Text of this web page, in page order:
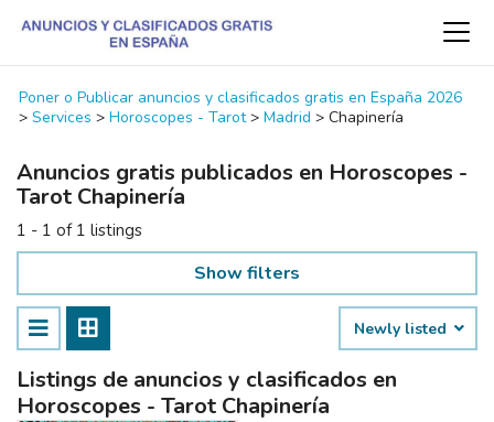
Poner o Publicar anuncios y clasificados gratis en España 2026
> Services > Horoscopes - Tarot > Madrid > Chapinería
Anuncios gratis publicados en Horoscopes -
Tarot Chapinería
1 - 1 of 1 listings
Show filters
Newly listed
Listings de anuncios y clasificados en
Horoscopes - Tarot Chapinería